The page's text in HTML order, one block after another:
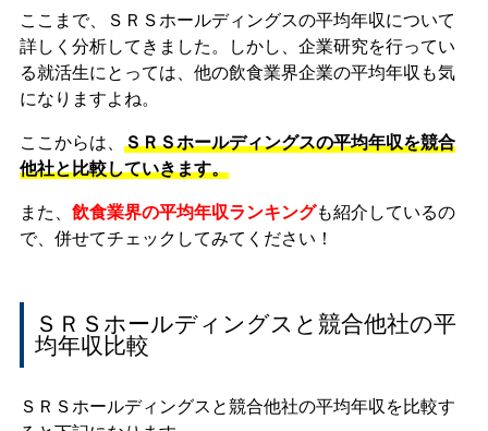
ここまで、ＳＲＳホールディングスの平均年収について
詳しく分析してきました。しかし、企業研究を行ってい
る就活生にとっては、他の飲食業界企業の平均年収も気
になりますよね。
ここからは、 ＳＲＳホールディングスの平均年収を競合
他社と比較していきます。
また、 飲食業界の平均年収ランキングも紹介しているの
で、併せてチェックしてみてください！
ＳＲＳホールディングスと競合他社の平
均年収比較
ＳＲＳホールディングスと競合他社の平均年収を比較す